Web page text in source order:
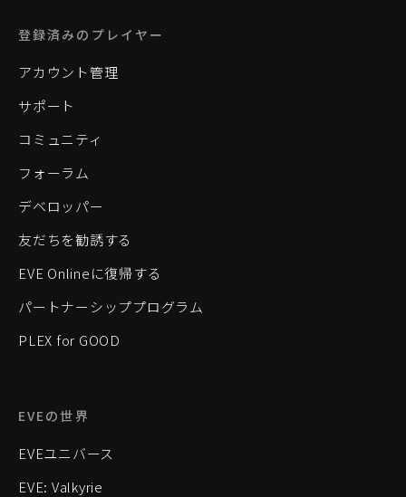
登録済みのプレイヤー
アカウント管理
サポート
コミュニティ
フォーラム
デベロッパー
友だちを勧誘する
EVE Onlineに復帰する
パートナーシッププログラム
PLEX for GOOD
EVEの世界
EVEユニバース
EVE: Valkyrie